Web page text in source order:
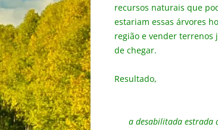
recursos naturais que
estariam essas árvores
região e vender terrenos
de chegar.
Resultado,
a desabilitada estrada